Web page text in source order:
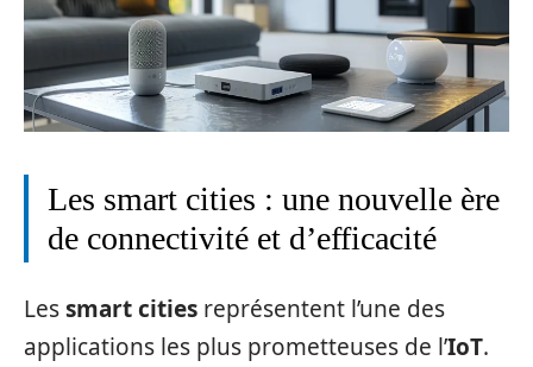
Les smart cities : une nouvelle ère
de connectivité et d’efficacité
Lessmart cities représentent l’une des
applications les plus prometteuses de l’IoT.